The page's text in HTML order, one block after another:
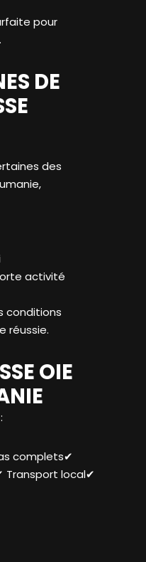
pour
DE
des
activité
conditions
réussie.
OIE
complets✔
Transport local✔